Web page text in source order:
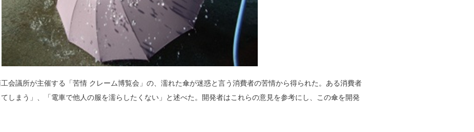
会議所が主催する「苦情 クレーム博覧会」の、濡れた傘が迷惑と言う消費者の苦情から得られた。ある消費者
しまう」、「電車で他人の服を濡らしたくない」と述べた。開発者はこれらの意見を参考にし、この傘を開発